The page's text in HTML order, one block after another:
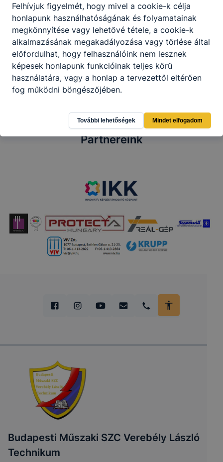
Informatika és távközlés
Szoftverfejlesztő és -tesztelő
KKK PTT
Partnereink
Budapesti Műszaki SZC Verebély László
Technikum
Felhívjuk figyelmét, hogy mivel a cookie-k célja
honlapunk használhatóságának és folyamatainak
megkönnyítése vagy lehetővé tétele, a cookie-k
alkalmazásának megakadályozása vagy törlése által
előfordulhat, hogy felhasználóink nem lesznek
képesek honlapunk funkcióinak teljes körű
használatára, vagy a honlap a tervezettől eltérően
fog működni böngészőjében.
További lehetőségek Mindet elfogadom